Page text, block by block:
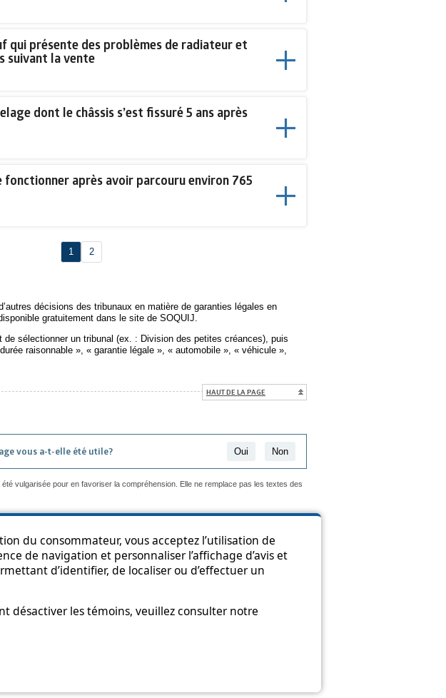
du consommateur, vous acceptez l’utilisation de
de navigation et personnaliser l’affichage d’avis et
d’identifier, de localiser ou d’effectuer un
désactiver les témoins, veuillez consulter notre
fenêtre
qui présente des problèmes de radiateur et
suivant la vente
dont le châssis s’est fissuré 5 ans après
fonctionner après avoir parcouru environ 765
1 2
décisions des tribunaux en matière de garanties légales en
hyperlien s’ouvrira dans une nouvelle fenêtre
gratuitement dans le site de SOQUIJ.
sélectionner un tribunal (ex. : Division des petites créances), puis
raisonnable », « garantie légale », « automobile », « véhicule »,
HAUT DE LA PAGE
vous a-t-elle été utile? Oui Non
vulgarisée pour en favoriser la compréhension. Elle ne remplace pas les textes des
Diffusion de l'information
2025